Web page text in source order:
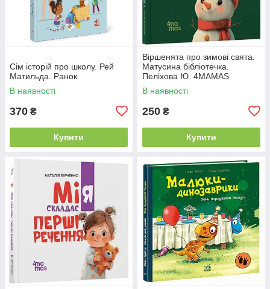
Сім історій про школу. Рей
Матильда. Ранок
В наявності
370 ₴
Купити
Віршенята про зимові свята.
Матусина бібліотечка.
Пеліхова Ю. 4MAMAS
В наявності
250 ₴
Купити